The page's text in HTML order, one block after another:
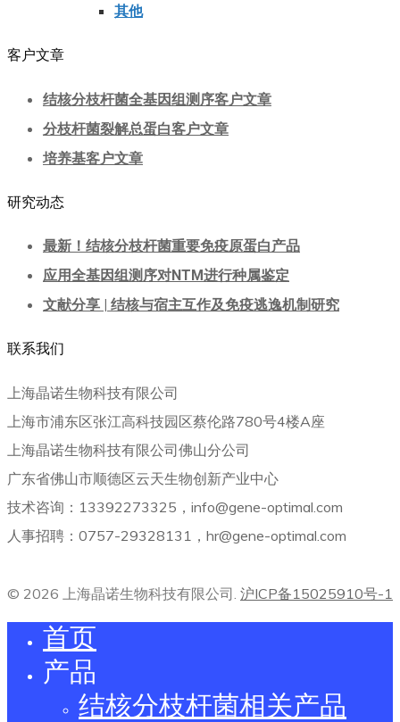
其他
客户文章
结核分枝杆菌全基因组测序客户文章
分枝杆菌裂解总蛋白客户文章
培养基客户文章
研究动态
最新！结核分枝杆菌重要免疫原蛋白产品
应用全基因组测序对NTM进行种属鉴定
文献分享 | 结核与宿主互作及免疫逃逸机制研究
联系我们
上海晶诺生物科技有限公司
上海市浦东区张江高科技园区蔡伦路780号4楼A座
上海晶诺生物科技有限公司佛山分公司
广东省佛山市顺德区云天生物创新产业中心
技术咨询：13392273325，info@gene-optimal.com
人事招聘：0757-29328131，hr@gene-optimal.com
© 2026 上海晶诺生物科技有限公司. 沪ICP备15025910号-1
首页
产品
结核分枝杆菌相关产品